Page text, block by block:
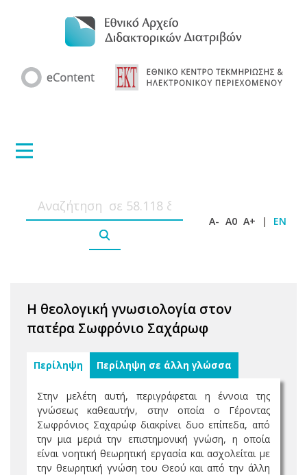
A- A0 A+ | EN
Η θεολογική γνωσιολογία στον
πατέρα Σωφρόνιο Σαχάρωφ
Περίληψη Περίληψη σε άλλη γλώσσα
Στην μελέτη αυτή, περιγράφεται η έννοια της
γνώσεως καθεαυτήν, στην οποία ο Γέροντας
Σωφρόνιος Σαχαρώφ διακρίνει δυο επίπεδα, από
την μια μεριά την επιστημονική γνώση, η οποία
είναι νοητική θεωρητική εργασία και ασχολείται με
την θεωρητική γνώση του Θεού και από την άλλη